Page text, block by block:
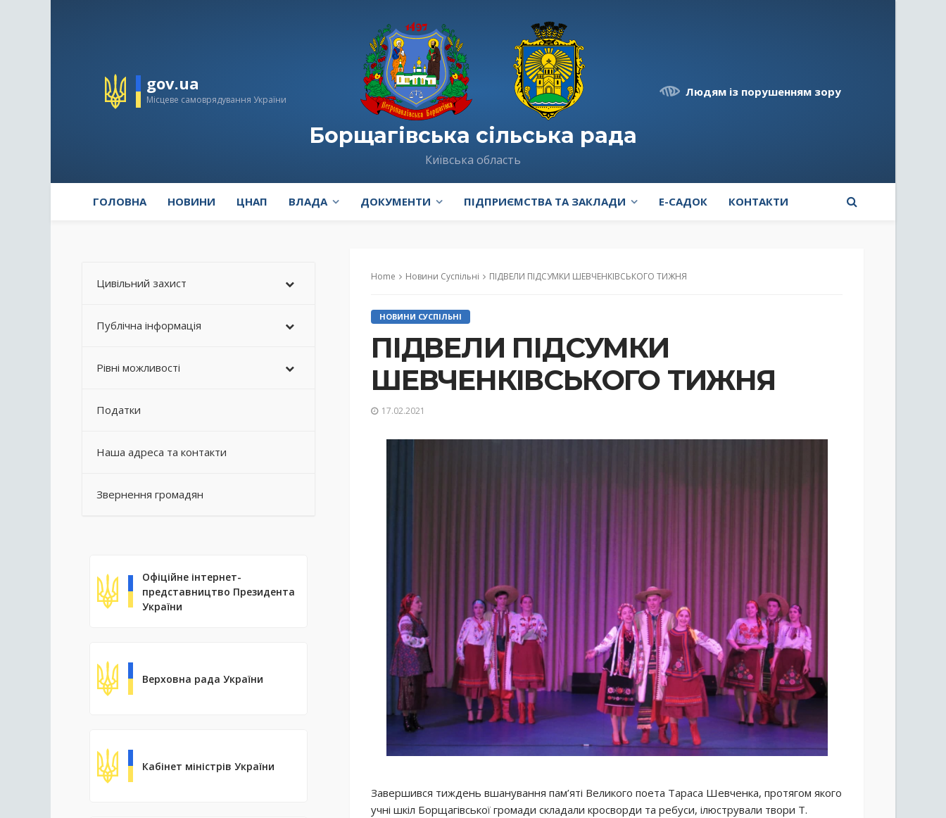
gov.ua
Місцеве самоврядування України
Борщагівська сільська рада
Київська область
Людям із порушенням зору
ГОЛОВНА НОВИНИ ЦНАП ВЛАДА ДОКУМЕНТИ ПІДПРИЄМСТВА ТА ЗАКЛАДИ E-САДОК КОНТАКТИ
Home Новини Суспільні ПІДВЕЛИ ПІДСУМКИ ШЕВЧЕНКІВСЬКОГО ТИЖНЯ
НОВИНИ СУСПІЛЬНІ
ПІДВЕЛИ ПІДСУМКИ
ШЕВЧЕНКІВСЬКОГО ТИЖНЯ
17.02.2021
Завершився тиждень вшанування пам’яті Великого поета Тараса Шевченка, протягом якого
учні шкіл Борщагівської громади складали кросворди та ребуси, ілюстрували твори Т.
Цивільний захист
Публічна інформація
Рівні можливості
Податки
Наша адреса та контакти
Звернення громадян
Офіційне інтернет-
представництво Президента
України
Верховна рада України
Кабінет міністрів України